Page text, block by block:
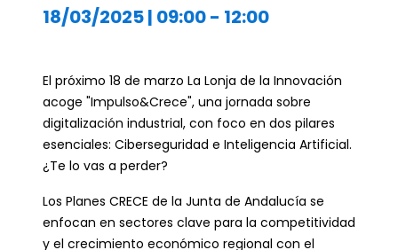
18/03/2025 | 09:00- 12:00
El próximo 18 de marzo La Lonja de la Innovación
acoge "Impulso&Crece", una jornada sobre
digitalización industrial, con foco en dos pilares
esenciales: Ciberseguridad e Inteligencia Artificial.
¿Te lo vas a perder?
Los Planes CRECE de la Junta de Andalucía se
enfocan en sectores clave para la competitividad
y el crecimiento económico regional con el